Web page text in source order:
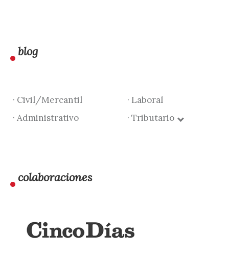
blog
· Civil/Mercantil
· Laboral
· Administrativo
· Tributario
colaboraciones